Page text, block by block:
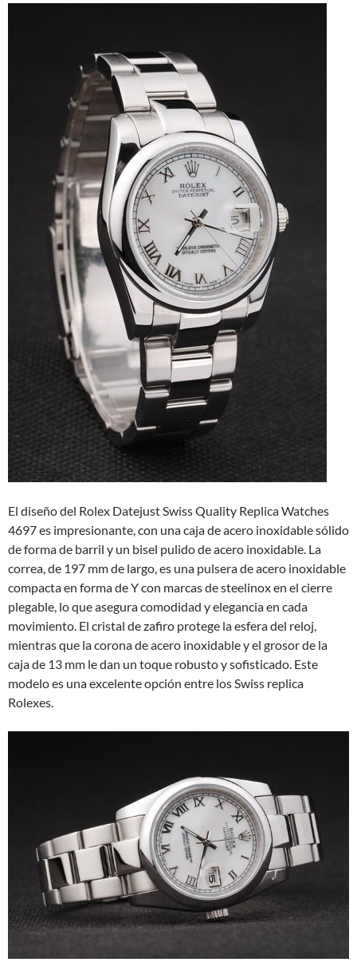
El diseño del Rolex Datejust Swiss Quality Replica Watches
4697 es impresionante, con una caja de acero inoxidable sólido
de forma de barril y un bisel pulido de acero inoxidable. La
correa, de 197 mm de largo, es una pulsera de acero inoxidable
compacta en forma de Y con marcas de steelinox en el cierre
plegable, lo que asegura comodidad y elegancia en cada
movimiento. El cristal de zafiro protege la esfera del reloj,
mientras que la corona de acero inoxidable y el grosor de la
caja de 13 mm le dan un toque robusto y sofisticado. Este
modelo es una excelente opción entre los Swiss replica
Rolexes.